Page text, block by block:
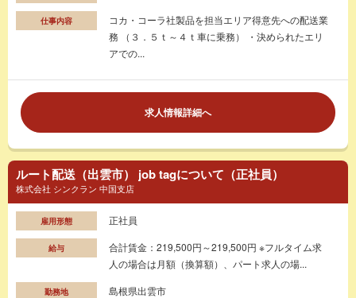
仕事内容
コカ・コーラ社製品を担当エリア得意先への配送業
務 （３．５ｔ～４ｔ車に乗務） ・決められたエリ
アでの...
求人情報詳細へ
ルート配送（出雲市） job tagについて（正社員）
株式会社 シンクラン 中国支店
雇用形態 正社員
給与
合計賃金：219,500円～219,500円 ※フルタイム求
人の場合は月額（換算額）、パート求人の場...
勤務地 島根県出雲市